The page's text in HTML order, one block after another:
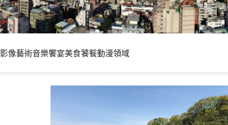
影像藝術音樂饗宴美食饕餮動漫領域